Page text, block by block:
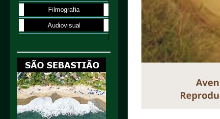
Filmografia
Audiovisual